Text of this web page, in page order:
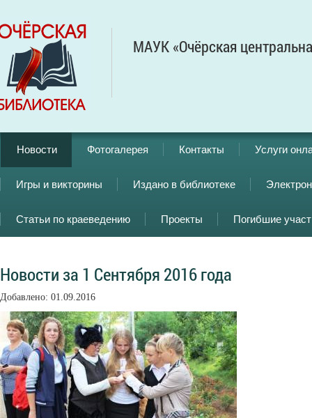
МАУК «Очёрская
Новости Фотогалерея Контакты Услуги
Игры и викторины Издано в библиотеке
Статьи по краеведению Проекты Погибшие
Новости за 1 Сентября 2016 года
Добавлено: 01.09.2016